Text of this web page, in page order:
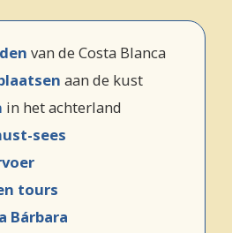
van de Costa Blanca
aan de kust
in het achterland
sees
tours
Bárbara